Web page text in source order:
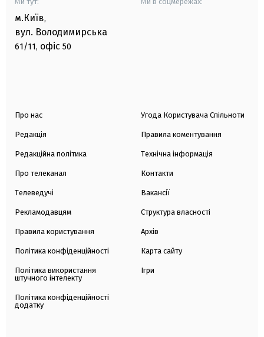
м.Київ,
вул. Володимирська
61/11, офіс 50
Про нас
Редакція
Редакційна політика
Про телеканал
Телеведучі
Рекламодавцям
Правила користування
Політика конфіденційності
Політика використання
штучного інтелекту
Політика конфіденційності
додатку
Угода Користувача Спільноти
Правила коментування
Технічна інформація
Контакти
Вакансії
Структура власності
Архів
Карта сайту
Ігри